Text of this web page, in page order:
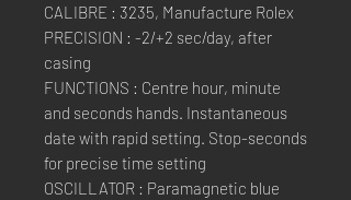
CALIBRE : 3235, Manufacture Rolex
PRECISION : -2/+2 sec/day, after
casing
FUNCTIONS : Centre hour, minute
and seconds hands. Instantaneous
date with rapid setting. Stop-seconds
for precise time setting
OSCILLATOR : Paramagnetic blue